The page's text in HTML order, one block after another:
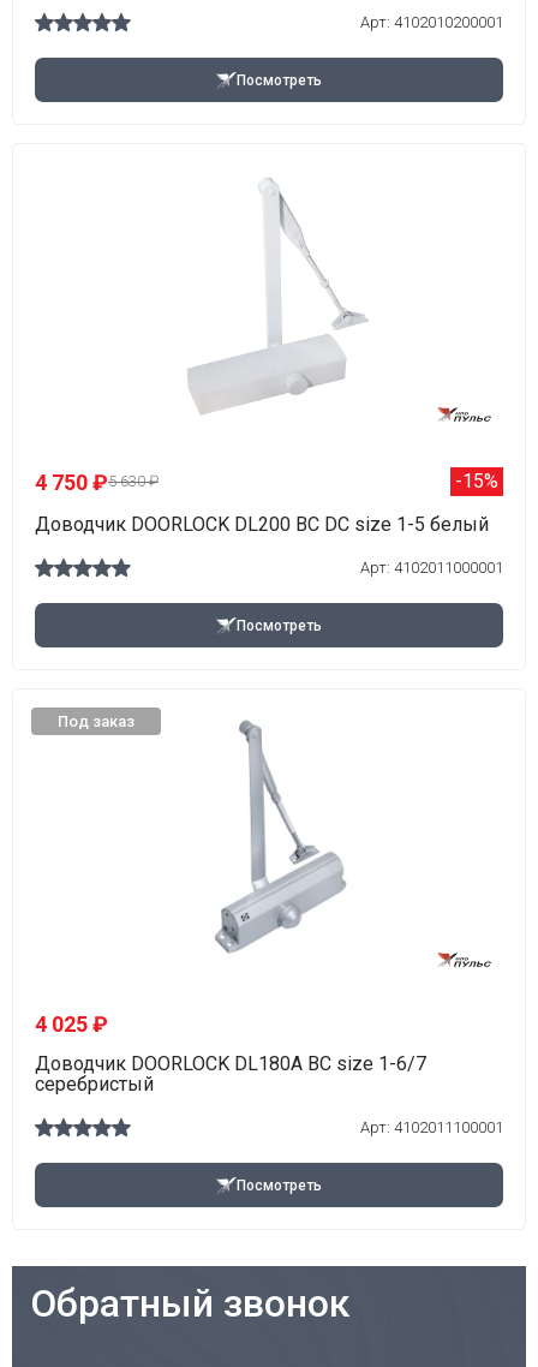
Арт: 4102010200001
Посмотреть
4 750 ₽5 630 ₽
-15%
Доводчик DOORLOCK DL200 BC DC size 1-5 белый
Арт: 4102011000001
Посмотреть
Под заказ
4 025 ₽
Доводчик DOORLOCK DL180A BC size 1-6/7
серебристый
Арт: 4102011100001
Посмотреть
Обратный звонок